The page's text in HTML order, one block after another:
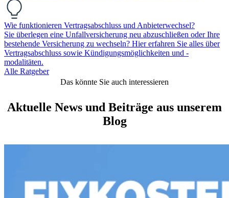
Wie funktionieren Vertragsabschluss und Anbieterwechsel?
Sie überlegen eine Unfallversicherung neu abzuschließen oder Ihre
bestehende Versicherung zu wechseln? Hier erfahren Sie alles über
Vertragsabschluss sowie Kündigungsmöglichkeiten und -
modalitäten.
Alle Ratgeber
Das könnte Sie auch interessieren
Aktuelle News und Beiträge aus unserem
Blog